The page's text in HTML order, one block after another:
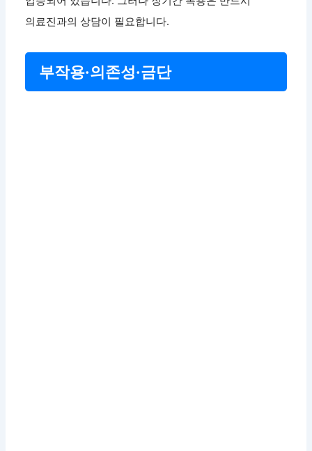
의료진과의 상담이 필요합니다.
부작용·의존성·금단